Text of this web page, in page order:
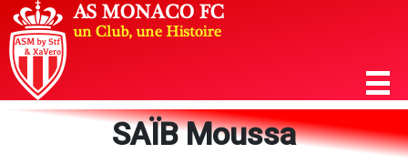
SAÏB Moussa